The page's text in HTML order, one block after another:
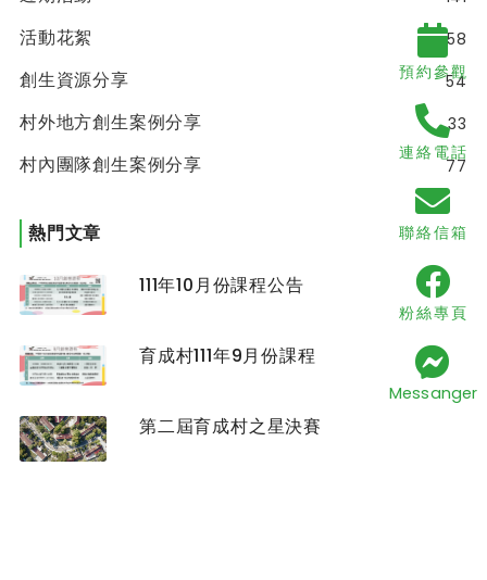
活動花絮 58
創生資源分享 54
村外地方創生案例分享 33
村內團隊創生案例分享 77
熱門文章
111年10月份課程公告
育成村111年9月份課程
第二屆育成村之星決賽
預約參觀
連絡電話
聯絡信箱
粉絲專頁
Messanger